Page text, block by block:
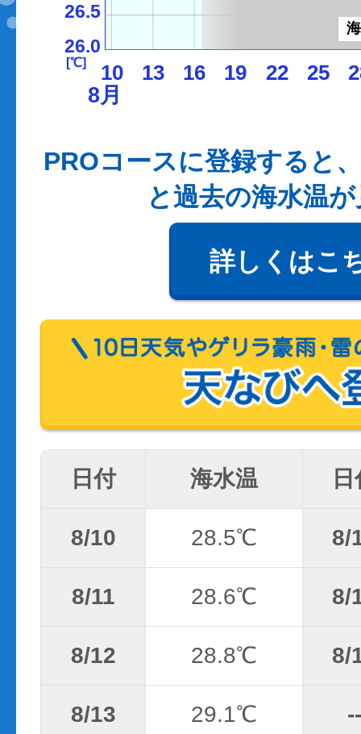
10 13 16 19 22 25
26.0
26.5
[℃]
8月
PROコースに登録すると
と過去の海水温
詳しくはこ
日付 海水温
8/10 28.5℃ 8/
8/11 28.6℃ 8/
8/12 28.8℃ 8/
8/13 29.1℃ --